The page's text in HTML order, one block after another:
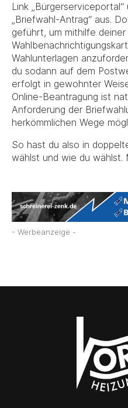
Link
„Briefwahl-Antrag“ aus.
geführt, um mithilfe
Wahlunterlagen
du sodann auf dem
erfolgt in gewohnter
Online-Beantragung ist
Anforderung der
herkömmlichen Wege
So hast du also in
wählst und wie du wählst.
- Werbeanzeige -